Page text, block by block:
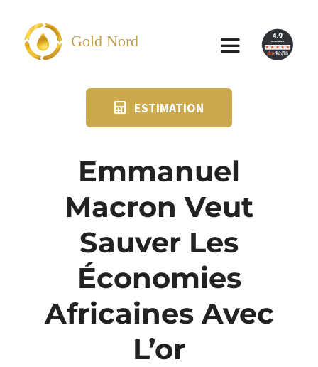
contenu
Gold Nord
Toggle
SUIVI KIT POSTAL
ESTIMATION
Emmanuel
Macron Veut
Sauver Les
Économies
Africaines Avec
L’or